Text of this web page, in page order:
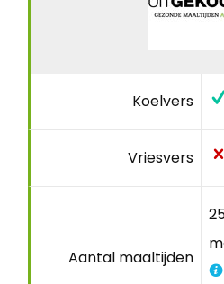
Koelvers
Vriesvers
Aantal maaltijden